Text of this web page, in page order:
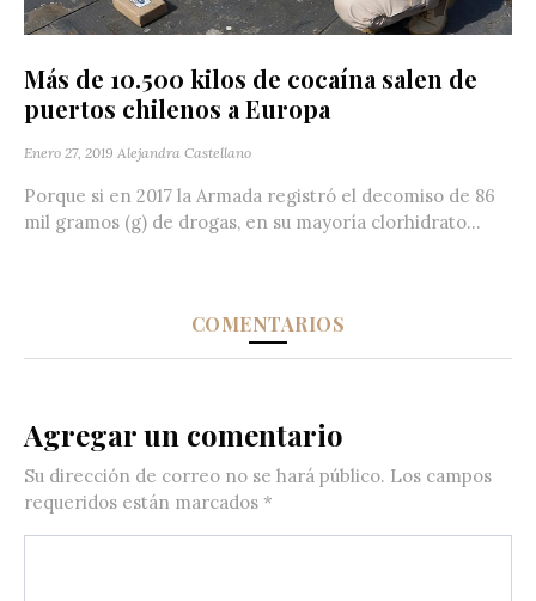
Más de 10.500 kilos de cocaína salen de
puertos chilenos a Europa
Enero 27, 2019 Alejandra Castellano
Porque si en 2017 la Armada registró el decomiso de 86
mil gramos (g) de drogas, en su mayoría clorhidrato...
COMENTARIOS
Agregar un comentario
Su dirección de correo no se hará público. Los campos
requeridos están marcados *